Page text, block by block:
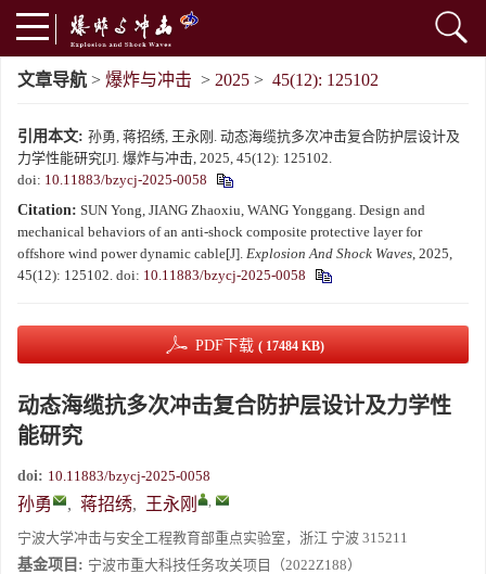
文章导航 > 爆炸与冲击 > 2025 > 45(12): 125102
引用本文: 孙勇, 蒋招绣, 王永刚. 动态海缆抗多次冲击复合防护层设计及
力学性能研究[J]. 爆炸与冲击, 2025, 45(12): 125102.
doi: 10.11883/bzycj-2025-0058
Citation: SUN Yong, JIANG Zhaoxiu, WANG Yonggang. Design and
mechanical behaviors of an anti-shock composite protective layer for
offshore wind power dynamic cable[J]. Explosion And Shock Waves, 2025,
45(12): 125102. doi: 10.11883/bzycj-2025-0058
PDF下载 ( 17484 KB)
动态海缆抗多次冲击复合防护层设计及力学性
能研究
doi: 10.11883/bzycj-2025-0058
孙勇 , 蒋招绣, 王永刚 ,
宁波大学冲击与安全工程教育部重点实验室，浙江 宁波 315211
基金项目: 宁波市重大科技任务攻关项目（2022Z188）